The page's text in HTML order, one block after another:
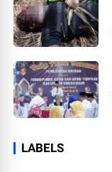
LABELS